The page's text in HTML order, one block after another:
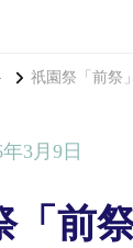
祇園祭「前祭
年3月9日
「前